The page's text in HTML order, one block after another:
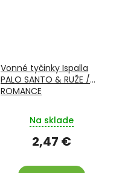
Vonné tyčinky Ispalla
PALO SANTO & RUŽE /
ROMANCE
Na sklade
2,47 €